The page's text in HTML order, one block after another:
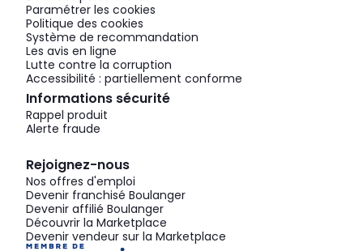
Paramétrer les cookies
Politique des cookies
Système de recommandation
Les avis en ligne
Lutte contre la corruption
Accessibilité : partiellement conforme
Informations sécurité
Rappel produit
Alerte fraude
Rejoignez-nous
Nos offres d'emploi
Devenir franchisé Boulanger
Devenir affilié Boulanger
Découvrir la Marketplace
Devenir vendeur sur la Marketplace